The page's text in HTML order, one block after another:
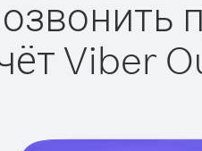
Viber